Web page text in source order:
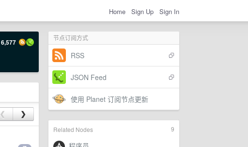
Home Sign Up Sign In
节点订阅方式
RSS
JSON Feed
使用 Planet 订阅节点更新
9
Related Nodes
6,577
❮ ❯